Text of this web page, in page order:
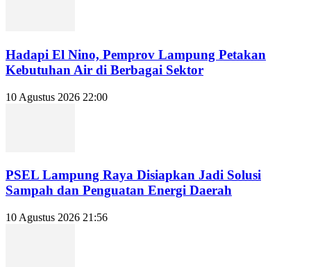
Hadapi El Nino, Pemprov Lampung Petakan
Kebutuhan Air di Berbagai Sektor
10 Agustus 2026 22:00
PSEL Lampung Raya Disiapkan Jadi Solusi
Sampah dan Penguatan Energi Daerah
10 Agustus 2026 21:56